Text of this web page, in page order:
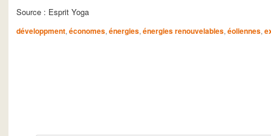
Source : Esprit Yoga
développment, économes, énergies, énergies renouvelables, éoliennes,